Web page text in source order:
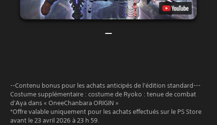
--Contenu bonus pour les achats anticipés de l'édition standard---
Costume supplémentaire : costume de Ryoko : tenue de combat
d'Aya dans « OneeChanbara ORIGIN »
*Offre valable uniquement pour les achats effectués sur le PS Store
avant le 23 avril 2026 à 23 h 59.